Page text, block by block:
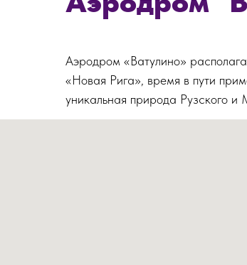
Аэродром «Ватулино»
«Новая Рига», время в пути
уникальная природа Рузского